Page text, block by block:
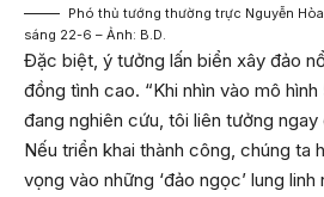
Phó thủ tướng thường trực Nguyễn
sáng 22-6 – Ảnh: B.D.
Đặc biệt, ý tưởng lấn biển xây đảo
đồng tình cao. “Khi nhìn vào mô
đang nghiên cứu, tôi liên tưởng
Nếu triển khai thành công, chúng ta
vọng vào những ‘đảo ngọc’ lung